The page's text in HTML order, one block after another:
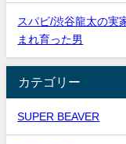
スパビ/渋谷龍太の実
まれ育った男
カテゴリー
SUPER BEAVER